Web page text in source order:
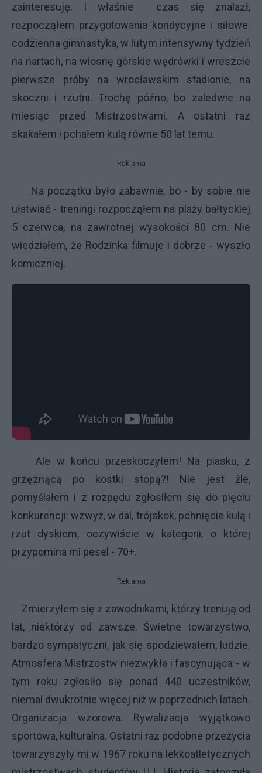
zainteresuję. I właśnie czas się znalazł,
rozpocząłem przygotowania kondycyjne i siłowe:
codzienna gimnastyka, w lutym intensywny tydzień
na nartach, na wiosnę górskie wędrówki i wreszcie
pierwsze próby na wrocławskim stadionie, na
skoczni i rzutni. Trochę późno, bo zaledwie na
miesiąc przed Mistrzostwami. A ostatni raz
skakałem i pchałem kulą równe 50 lat temu.
Reklama
Na początku było zabawnie, bo - by sobie nie
ułatwiać - treningi rozpocząłem na plaży bałtyckiej
5 czerwca, na zawrotnej wysokości 80 cm. Nie
wiedziałem, że Rodzinka filmuje i dobrze - wyszło
komiczniej.
Ale w końcu przeskoczyłem! Na piasku, z
grzęznącą po kostki stopą?! Nie jest źle,
pomyślałem i z rozpędu zgłosiłem się do pięciu
konkurencji: wzwyż, w dal, trójskok, pchnięcie kulą i
rzut dyskiem, oczywiście w kategorii, o której
przypomina mi pesel - 70+.
Reklama
Zmierzyłem się z zawodnikami, którzy trenują od
lat, niektórzy od zawsze. Świetne towarzystwo,
bardzo sympatyczni, jak się spodziewałem, ludzie.
Atmosfera Mistrzostw niezwykła i fascynująca - w
tym roku zgłosiło się ponad 440 uczestników,
niemal dwukrotnie więcej niż w poprzednich latach.
Organizacja wzorowa. Rywalizacja wyjątkowo
sportowa, kulturalna. Ostatni raz podobne przeżycia
towarzyszyły mi w 1967 roku na lekkoatletycznych